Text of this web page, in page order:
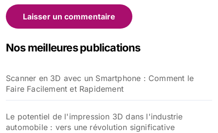
Nos meilleures publications
Scanner en 3D avec un Smartphone : Comment le
Faire Facilement et Rapidement
Le potentiel de l'impression 3D dans l'industrie
automobile : vers une révolution significative